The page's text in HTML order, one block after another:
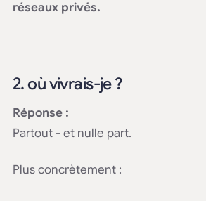
réseaux privés.
2. où vivrais-je ?
Réponse :
Partout - et nulle part.
Plus concrètement :